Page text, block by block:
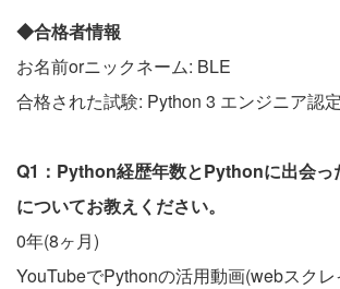
◆合格者情報
お名前orニックネーム: BLE
合格された試験: Python 3 エンジニア認
Q1：Python経歴年数とPythonに出会っ
についてお教えください。
0年(8ヶ月)
YouTubeでPythonの活用動画(webスクレ